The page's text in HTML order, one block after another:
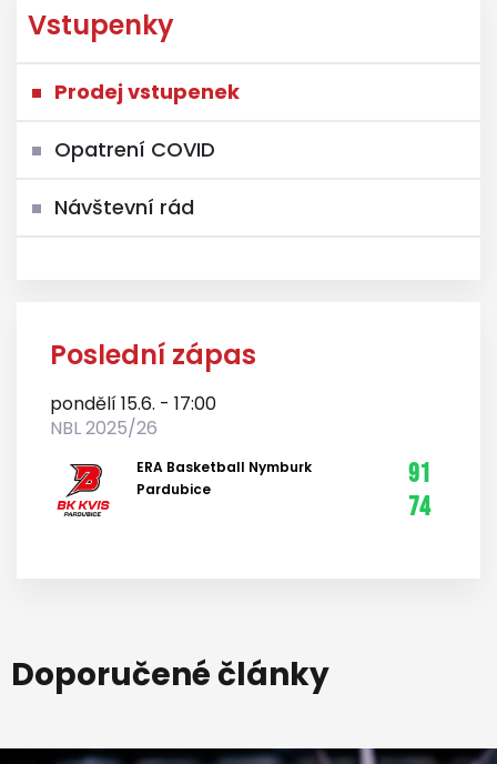
Vstupenky
Prodej vstupenek
Opatrení COVID
Návštevní rád
Poslední zápas
pondělí 15.6. - 17:00
NBL 2025/26
ERA Basketball Nymburk
Pardubice
91
74
Doporučené články